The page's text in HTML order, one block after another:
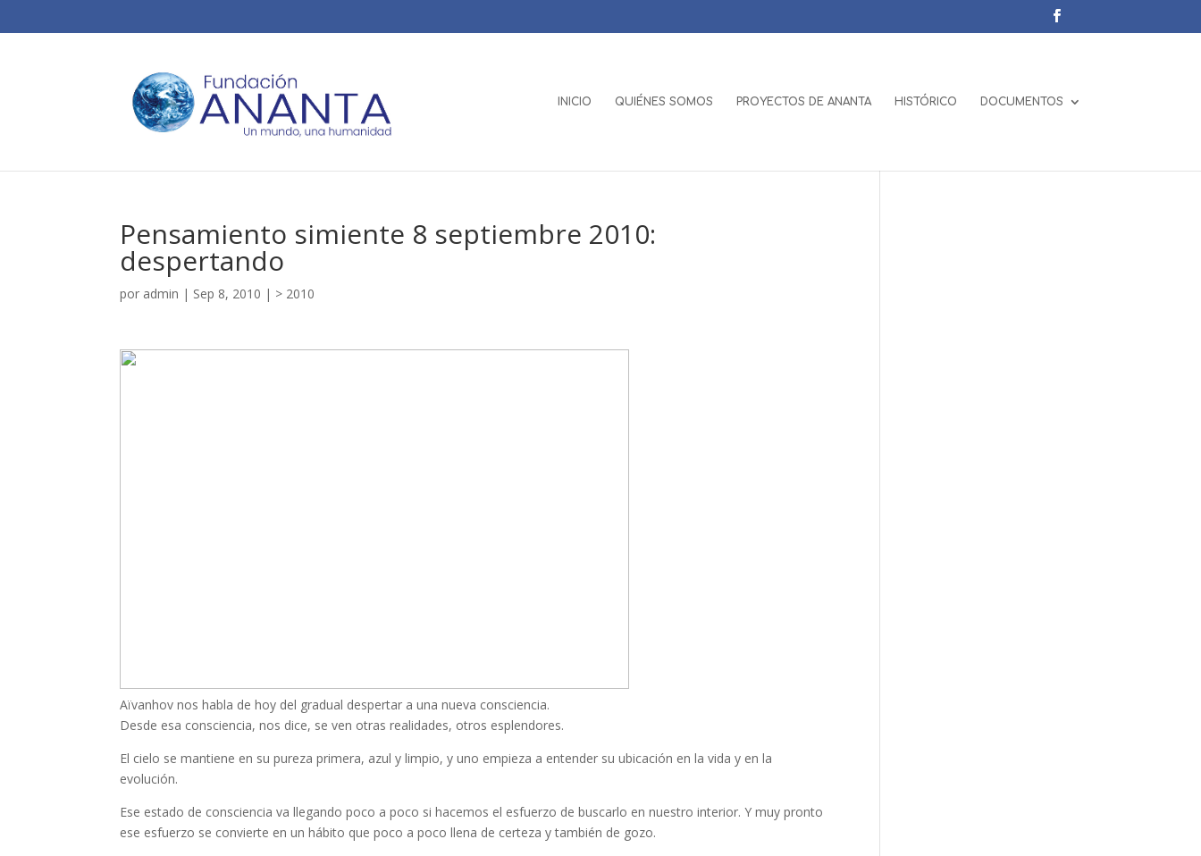
INICIO QUIÉNES SOMOS PROYECTOS DE ANANTA HISTÓRICO DOCUMENTOS
Pensamiento simiente 8 septiembre 2010:
despertando
por admin | Sep 8, 2010 | > 2010
Aïvanhov nos habla de hoy del gradual despertar a una nueva consciencia.
Desde esa consciencia, nos dice, se ven otras realidades, otros esplendores.
El cielo se mantiene en su pureza primera, azul y limpio, y uno empieza a entender su ubicación en la vida y en la
evolución.
Ese estado de consciencia va llegando poco a poco si hacemos el esfuerzo de buscarlo en nuestro interior. Y muy pronto
ese esfuerzo se convierte en un hábito que poco a poco llena de certeza y también de gozo.